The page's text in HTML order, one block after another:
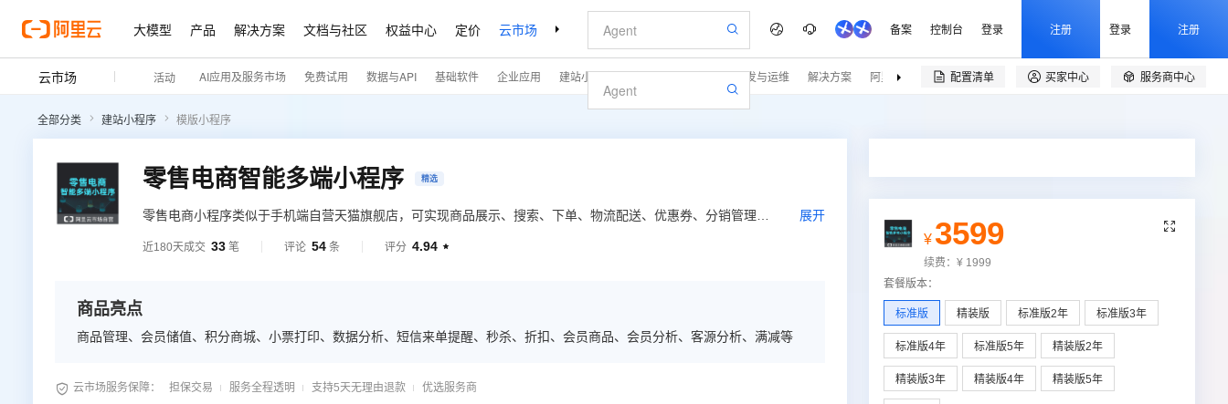
大模型 产品 解决方案 文档与社区 权益中心 定价 云市场 合作伙伴 支持与服务 了解阿里云 备案 控制台 登录 注册 登录 注册
云市场 活动 AI应用及服务市场 免费试用 数据与API 基础软件 企业应用 建站小程序 专业服务 安全 开发与运维 解决方案 阿里云精选 伙伴招募
配置清单  买家中心  服务商中心
全部分类 建站小程序 模版小程序
零售电商智能多端小程序 精选
零售电商小程序类似于手机端自营天猫旗舰店，可实现商品展示、搜索、下单、物流配送、优惠券、分销管理等
展开
近180天成交 33 笔 评论 54 条 评分 4.94 
商品亮点
商品管理、会员储值、积分商城、小票打印、数据分析、短信来单提醒、秒杀、折扣、会员商品、会员分析、客源分析、满减等
 云市场服务保障： 担保交易 服务全程透明 支持5天无理由退款
优选服务商

¥ 3599
续费：¥ 1999
套餐版本：
标准版 精装版 标准版2年 标准版3年
标准版4年 标准版5年 精装版2年
精装版3年 精装版4年 精装版5年